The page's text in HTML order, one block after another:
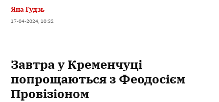
Яна Гудзь
17-04-2024, 10:32
Завтра у Кременчуці
попрощаються з Феодосієм
Провізіоном